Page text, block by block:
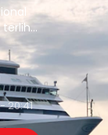
20:41